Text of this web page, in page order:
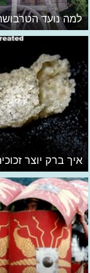
למה נועד
איך ברק יוצר